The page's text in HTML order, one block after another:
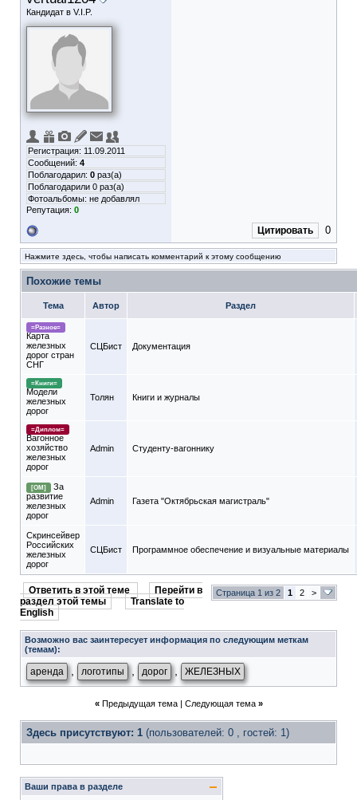
Кандидат в V.I.P.
Регистрация: 11.09.2011
Сообщений: 4
Поблагодарил: 0 раз(а)
Поблагодарили 0 раз(а)
Фотоальбомы: не добавлял
Репутация: 0
Цитировать 0
Нажмите здесь, чтобы написать комментарий к этому сообщению
Похожие темы
Тема Автор Раздел
=Разное=
Карта
железных
дорог стран
СНГ
СЦБист Документация
=Книги=
Модели
железных
дорог
Толян Книги и журналы
=Диплом=
Вагонное
хозяйство
железных
дорог
Admin Студенту-вагоннику
[ОМ]
За
развитие
железных
дорог
Admin Газета "Октябрьская магистраль"
Скринсейвер
Российских
железных
дорог
СЦБист Программное обеспечение и визуальные материалы
Ответить в этой теме
Перейти в
раздел этой темы
Translate to
English
Страница 1 из 2 1 2 >
Возможно вас заинтересует информация по следующим меткам
(темам):
аренда логотипы дорог ЖЕЛЕЗНЫХ
« Предыдущая тема| Следующая тема »
Здесь присутствуют: 1 (пользователей: 0 , гостей: 1)
Ваши права в разделе